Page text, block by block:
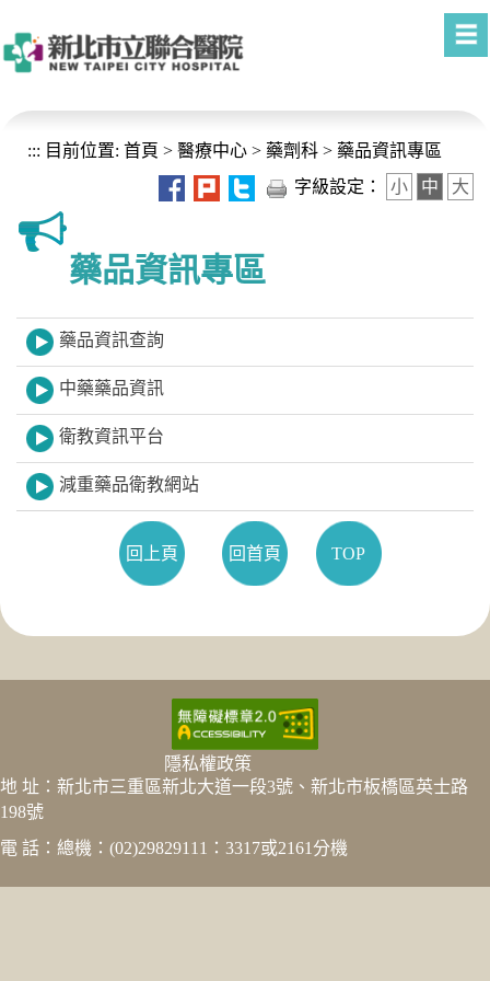
::: 目前位置: 首頁 > 醫療中心 > 藥劑科 > 藥品資訊專區
字級設定：
小 中 大
藥品資訊專區
藥品資訊查詢
中藥藥品資訊
衛教資訊平台
減重藥品衛教網站
回上頁 回首頁 TOP
隱私權政策
地 址：新北市三重區新北大道一段3號、新北市板橋區英士路
198號
電 話：總機：(02)29829111：3317或2161分機